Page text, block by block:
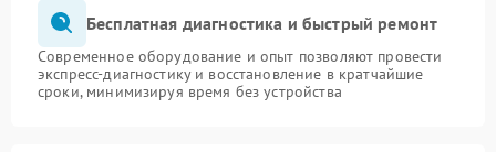
Бесплатная диагностика и быстрый ремонт
Современное оборудование и опыт позволяют провести
экспресс-диагностику и восстановление в кратчайшие
сроки, минимизируя время без устройства